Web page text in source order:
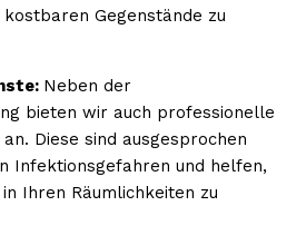
Gegenstände zu
Neben der
bieten wir auch professionelle
Diese sind ausgesprochen
Infektionsgefahren und helfen,
Ihren Räumlichkeiten zu